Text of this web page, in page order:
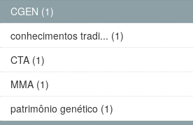
CGEN (1)
conhecimentos tradi... (1)
CTA (1)
MMA (1)
patrimônio genético (1)